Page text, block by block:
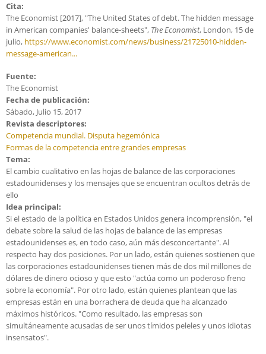
Cita:
The Economist [2017], "The United States of debt. The hidden message
in American companies' balance-sheets", The Economist, London, 15 de
julio, https://www.economist.com/news/business/21725010-hidden-
message-american...
Fuente:
The Economist
Fecha de publicación:
Sábado, Julio 15, 2017
Revista descriptores:
Competencia mundial. Disputa hegemónica
Formas de la competencia entre grandes empresas
Tema:
El cambio cualitativo en las hojas de balance de las corporaciones
estadounidenses y los mensajes que se encuentran ocultos detrás de
ello
Idea principal:
Si el estado de la política en Estados Unidos genera incomprensión, "el
debate sobre la salud de las hojas de balance de las empresas
estadounidenses es, en todo caso, aún más desconcertante". Al
respecto hay dos posiciones. Por un lado, están quienes sostienen que
las corporaciones estadounidenses tienen más de dos mil millones de
dólares de dinero ocioso y que esto "actúa como un poderoso freno
sobre la economía". Por otro lado, están quienes plantean que las
empresas están en una borrachera de deuda que ha alcanzado
máximos históricos. "Como resultado, las empresas son
simultáneamente acusadas de ser unos tímidos peleles y unos idiotas
insensatos".